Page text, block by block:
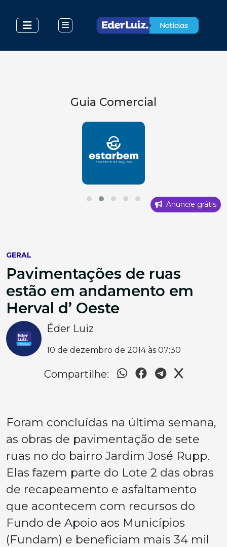
Guia Comercial
Anuncie grátis
GERAL
Pavimentações de ruas
estão em andamento em
Herval d’ Oeste
Éder Luiz
10 de dezembro de 2014 às 07:30
Compartilhe:
Foram concluídas na última semana,
as obras de pavimentação de sete
ruas no do bairro Jardim José Rupp.
Elas fazem parte do Lote 2 das obras
de recapeamento e asfaltamento
que acontecem com recursos do
Fundo de Apoio aos Municípios
(Fundam) e beneficiam mais 34 mil